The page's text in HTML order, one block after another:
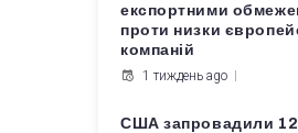
експортними
проти низки
компаній
1 тиждень ago
США запровадили